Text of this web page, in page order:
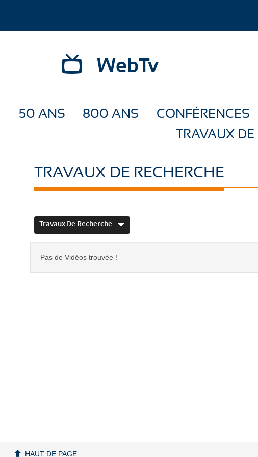
WebTv
50 ANS 800 ANS CONFÉRENCES
TRAVAUX DE
TRAVAUX DE RECHERCHE
Travaux De Recherche
Pas de Vidéos trouvée !
HAUT DE PAGE